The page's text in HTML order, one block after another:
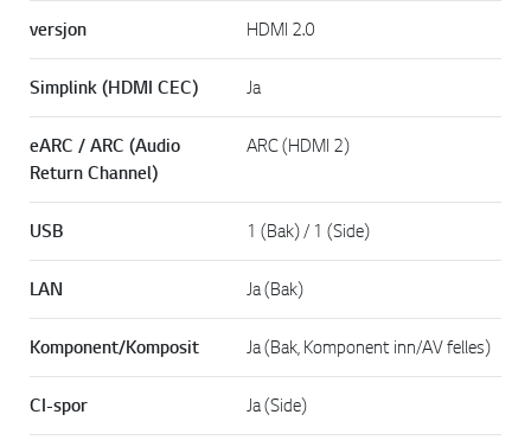
versjon HDMI 2.0
Simplink (HDMI CEC) Ja
eARC / ARC (Audio
Return Channel)
ARC (HDMI 2)
USB 1 (Bak) / 1 (Side)
LAN Ja (Bak)
Komponent/Komposit Ja (Bak, Komponent inn/AV felles)
CI-spor Ja (Side)